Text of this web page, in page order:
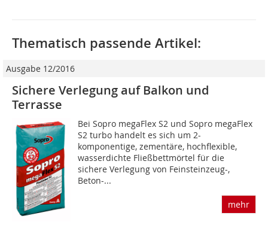
Thematisch passende Artikel:
Ausgabe 12/2016
Sichere Verlegung auf Balkon und
Terrasse
Bei Sopro megaFlex S2 und Sopro megaFlex
S2 turbo handelt es sich um 2-
komponentige, zementäre, hochflexible,
wasserdichte Fließbettmörtel für die
sichere Verlegung von Feinsteinzeug-,
Beton-...
mehr